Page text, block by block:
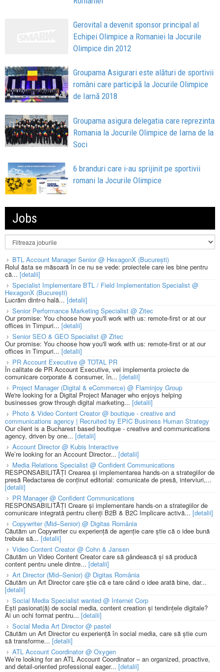
Gerovital a devenit sponsor principal al
Echipei Olimpice a Romaniei la Jocurile
Olimpice din 2012
Groupama Asigurari este alături de sportivii
români care participă la Jocurile Olimpice
de Iarnă 2018
Groupama asigura delegatia care reprezinta
Romania la Jocurile Olimpice de Iarna de la
Soci
6 branduri care i-au sprijinit pe sportivii
romani la Jocurile Olimpice
Jobs
BTL Account Manager Senior @ HexagonX (București)
Rolul ăsta se măsoară în ce nu se vede: proiectele care ies bine pentru
că... [detalii]
Specialist Implementare BTL / Field Implementation Specialist @
HexagonX (București)
Lucrăm dintr-o hală...[detalii]
Senior Performance Marketing Specialist @ Zitec
Our promise: You choose how you'll work with us: remote-first or at our
offices in Timpuri... [detalii]
Senior SEO & GEO Specialist @ Zitec
Our promise: You choose how you'll work with us: remote-first or at our
offices in Timpuri... [detalii]
PR Account Executive @ TOTAL PR
În calitate de PR Account Executive, vei implementa proiecte de
comunicare corporate & consumer, în... [detalii]
Project Manager (Digital & eCommerce) @ Flaminjoy Group
We're looking for a Digital Project Manager who enjoys helping
businesses grow through digital marketing... [detalii]
Photo & Video Content Creator @ boutique - creative and
communications agency | Recruited by EPIC Business Human Strategy
Our client is a Bucharest based boutique - creative and communications
agency, driven by one... [detalii]
Account Director @ Kubis Interactive
We’re looking for an Account Director... [detalii]
Media Relations Specialist @ Confident Communications
RESPONSABILITĂȚI Crearea și implementarea hands-on a strategiilor de
presă Redactarea de conținut editorial: comunicate de presă, interviuri,...
[detalii]
PR Manager @ Confident Communications
RESPONSABILITĂȚI Creare și implementare hands-on a strategiilor de
comunicare integrată pentru clienți B2B & B2C Implicare activă... [detalii]
Copywriter (Mid–Senior) @ Digitas România
Căutăm un Copywriter cu experiență de agenție care știe că o idee bună
trebuie să... [detalii]
Video Content Creator @ Cohn & Jansen
Căutăm un Video Content Creator care să gândească și să producă
content pentru unele dintre... [detalii]
Art Director (Mid–Senior) @ Digitas România
Căutăm un Art Director care știe că e tare când o idee arată bine, dar...
[detalii]
Social Media Specialist wanted @ Internet Corp
Ești pasionat(ă) de social media, content creation și tendințele digitale?
Ai un ochi format pentru... [detalii]
Social Media Art Director @ pastel
Căutăm un Art Director cu experiență în social media, care să știe cum
să transforme... [detalii]
ATL Account Coordinator @ Oxygen
We’re looking for an ATL Account Coordinator – an organized, proactive,
and detail-oriented professional eager... [detalii]